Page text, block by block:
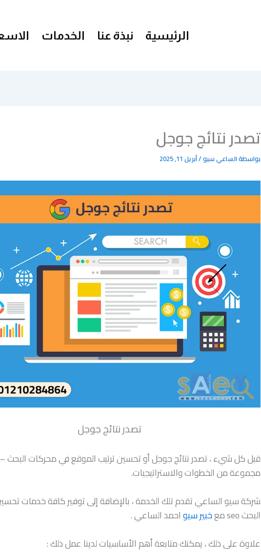
الرئيسية نبذة عنا الخدمات
تصدر نتائج جوجل
بواسطةالساعي سيو/أبريل 11, 2025
تصدر نتائج جوجل
مجموعة من الخطوات والاستراتيجيات.
شركة سيو الساعي تقدم تلك الخدمة ، بالإضافة إلى توفير كافة خدمات
البحث seo مع
خبير سيواحمد الساعي .
علاوة على ذلك ، يمكنك متابعة أهم الأساسيات لدينا عمل ذلك :